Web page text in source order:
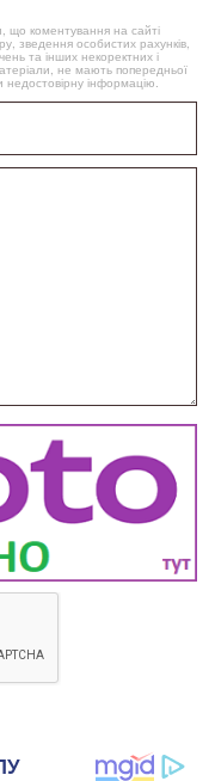
що коментування на сайті
зведення особистих рахунків,
та інших некоректних і
не мають попередньої
недостовірну інформацію.